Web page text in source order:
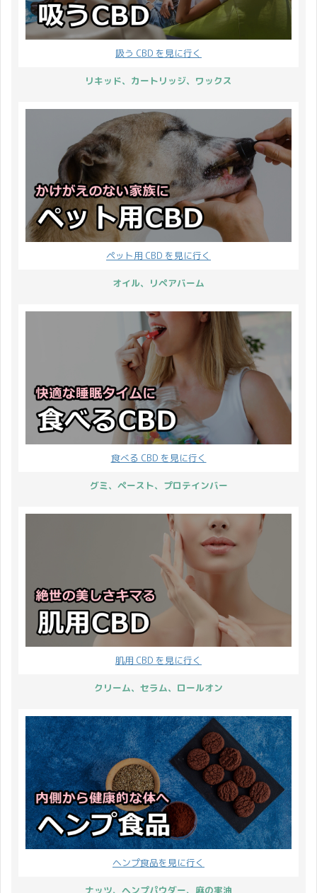
吸う CBD を見に行く
リキッド、カートリッジ、ワックス
ペット用 CBD を見に行く
オイル、リペアバーム
食べる CBD を見に行く
グミ、ペースト、プロテインバー
肌用 CBD を見に行く
クリーム、セラム、ロールオン
ヘンプ食品を見に行く
ナッツ、ヘンプパウダー、麻の実油